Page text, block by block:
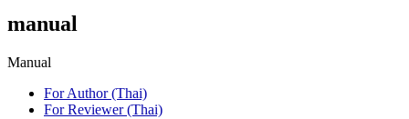
manual
Manual
For Author (Thai)
For Reviewer (Thai)